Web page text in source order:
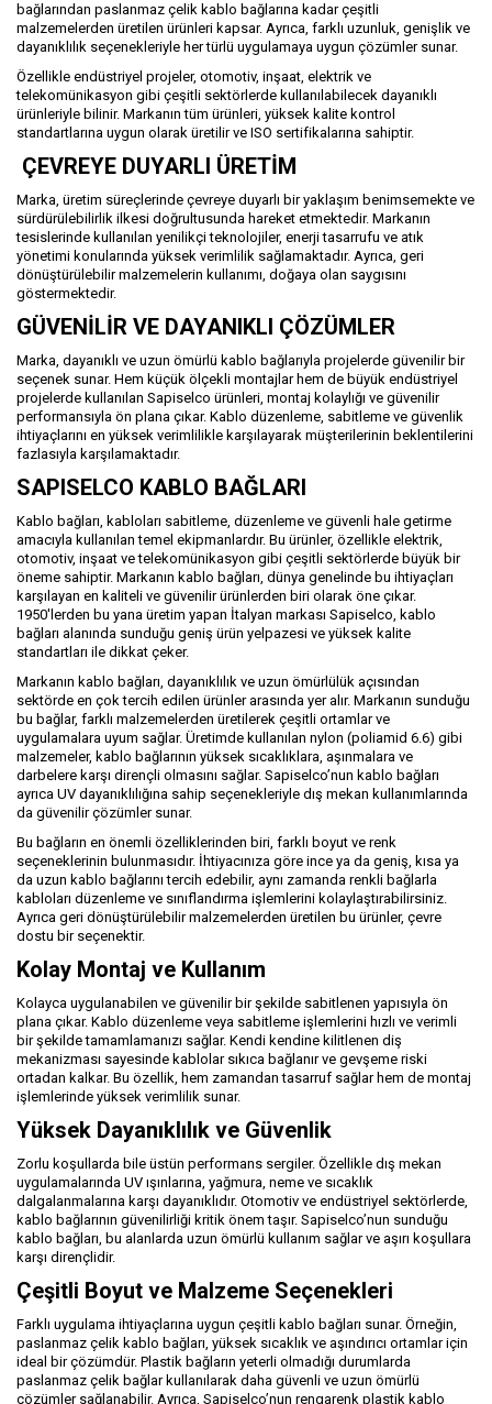
bağlarından paslanmaz çelik kablo bağlarına kadar çeşitli
malzemelerden üretilen ürünleri kapsar. Ayrıca, farklı uzunluk, genişlik ve
dayanıklılık seçenekleriyle her türlü uygulamaya uygun çözümler sunar.
Özellikle endüstriyel projeler, otomotiv, inşaat, elektrik ve
telekomünikasyon gibi çeşitli sektörlerde kullanılabilecek dayanıklı
ürünleriyle bilinir. Markanın tüm ürünleri, yüksek kalite kontrol
standartlarına uygun olarak üretilir ve ISO sertifikalarına sahiptir.
ÇEVREYE DUYARLI ÜRETİM
Marka, üretim süreçlerinde çevreye duyarlı bir yaklaşım benimsemekte ve
sürdürülebilirlik ilkesi doğrultusunda hareket etmektedir. Markanın
tesislerinde kullanılan yenilikçi teknolojiler, enerji tasarrufu ve atık
yönetimi konularında yüksek verimlilik sağlamaktadır. Ayrıca, geri
dönüştürülebilir malzemelerin kullanımı, doğaya olan saygısını
göstermektedir.
GÜVENİLİR VE DAYANIKLI ÇÖZÜMLER
Marka, dayanıklı ve uzun ömürlü kablo bağlarıyla projelerde güvenilir bir
seçenek sunar. Hem küçük ölçekli montajlar hem de büyük endüstriyel
projelerde kullanılan Sapiselco ürünleri, montaj kolaylığı ve güvenilir
performansıyla ön plana çıkar. Kablo düzenleme, sabitleme ve güvenlik
ihtiyaçlarını en yüksek verimlilikle karşılayarak müşterilerinin beklentilerini
fazlasıyla karşılamaktadır.
SAPISELCO KABLO BAĞLARI
Kablo bağları, kabloları sabitleme, düzenleme ve güvenli hale getirme
amacıyla kullanılan temel ekipmanlardır. Bu ürünler, özellikle elektrik,
otomotiv, inşaat ve telekomünikasyon gibi çeşitli sektörlerde büyük bir
öneme sahiptir. Markanın kablo bağları, dünya genelinde bu ihtiyaçları
karşılayan en kaliteli ve güvenilir ürünlerden biri olarak öne çıkar.
1950'lerden bu yana üretim yapan İtalyan markası Sapiselco, kablo
bağları alanında sunduğu geniş ürün yelpazesi ve yüksek kalite
standartları ile dikkat çeker.
Markanın kablo bağları, dayanıklılık ve uzun ömürlülük açısından
sektörde en çok tercih edilen ürünler arasında yer alır. Markanın sunduğu
bu bağlar, farklı malzemelerden üretilerek çeşitli ortamlar ve
uygulamalara uyum sağlar. Üretimde kullanılan nylon (poliamid 6.6) gibi
malzemeler, kablo bağlarının yüksek sıcaklıklara, aşınmalara ve
darbelere karşı dirençli olmasını sağlar. Sapiselco’nun kablo bağları
ayrıca UV dayanıklılığına sahip seçenekleriyle dış mekan kullanımlarında
da güvenilir çözümler sunar.
Bu bağların en önemli özelliklerinden biri, farklı boyut ve renk
seçeneklerinin bulunmasıdır. İhtiyacınıza göre ince ya da geniş, kısa ya
da uzun kablo bağlarını tercih edebilir, aynı zamanda renkli bağlarla
kabloları düzenleme ve sınıflandırma işlemlerini kolaylaştırabilirsiniz.
Ayrıca geri dönüştürülebilir malzemelerden üretilen bu ürünler, çevre
dostu bir seçenektir.
Kolay Montaj ve Kullanım
Kolayca uygulanabilen ve güvenilir bir şekilde sabitlenen yapısıyla ön
plana çıkar. Kablo düzenleme veya sabitleme işlemlerini hızlı ve verimli
bir şekilde tamamlamanızı sağlar. Kendi kendine kilitlenen diş
mekanizması sayesinde kablolar sıkıca bağlanır ve gevşeme riski
ortadan kalkar. Bu özellik, hem zamandan tasarruf sağlar hem de montaj
işlemlerinde yüksek verimlilik sunar.
Yüksek Dayanıklılık ve Güvenlik
Zorlu koşullarda bile üstün performans sergiler. Özellikle dış mekan
uygulamalarında UV ışınlarına, yağmura, neme ve sıcaklık
dalgalanmalarına karşı dayanıklıdır. Otomotiv ve endüstriyel sektörlerde,
kablo bağlarının güvenilirliği kritik önem taşır. Sapiselco’nun sunduğu
kablo bağları, bu alanlarda uzun ömürlü kullanım sağlar ve aşırı koşullara
karşı dirençlidir.
Çeşitli Boyut ve Malzeme Seçenekleri
Farklı uygulama ihtiyaçlarına uygun çeşitli kablo bağları sunar. Örneğin,
paslanmaz çelik kablo bağları, yüksek sıcaklık ve aşındırıcı ortamlar için
ideal bir çözümdür. Plastik bağların yeterli olmadığı durumlarda
paslanmaz çelik bağlar kullanılarak daha güvenli ve uzun ömürlü
çözümler sağlanabilir. Ayrıca, Sapiselco’nun rengarenk plastik kablo